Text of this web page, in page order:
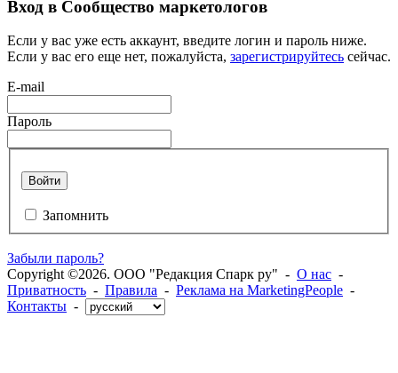
Вход в Сообщество маркетологов
Если у вас уже есть аккаунт, введите логин и пароль ниже.
Если у вас его еще нет, пожалуйста, зарегистрируйтесь сейчас.
E-mail
Пароль
Войти
Запомнить
Забыли пароль?
Copyright ©2026. ООО "Редакция Спарк ру" - О нас -
Приватность - Правила - Реклама на MarketingPeople -
Контакты -